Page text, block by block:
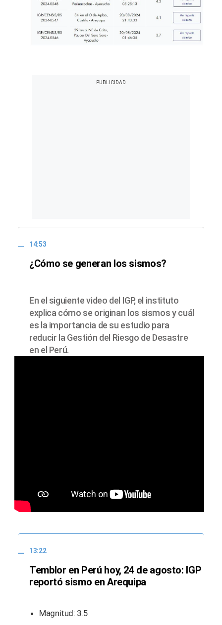
14:53
¿Cómo se generan los sismos?
En el siguiente video del IGP, el instituto
explica cómo se originan los sismos y cuál
es la importancia de su estudio para
reducir la Gestión del Riesgo de Desastre
en el Perú.
13:22
Temblor en Perú hoy, 24 de agosto: IGP
reportó sismo en Arequipa
Magnitud: 3.5